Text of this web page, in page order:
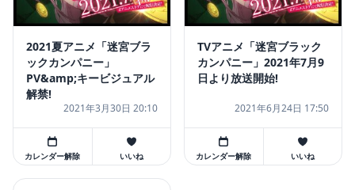
2021夏アニメ「迷宮ブラ
ックカンパニー」
PV&amp;キービジュアル
解禁!
2021年3月30日 20:10
カレンダー解除 いいね
TVアニメ「迷宮ブラック
カンパニー」2021年7月9
日より放送開始!
2021年6月24日 17:50
カレンダー解除 いいね